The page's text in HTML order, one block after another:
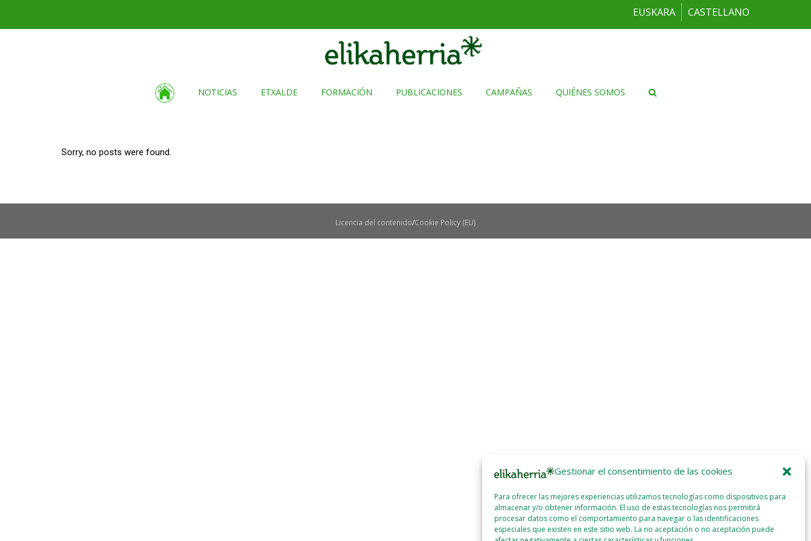
Gestionar el consentimiento de las cookies
Para ofrecer las mejores experiencias utilizamos tecnologías como dispositivos para
almacenar y/o obtener información. El uso de estas tecnologías nos permitirá
procesar datos como el comportamiento para navegar o las identificaciones
especiales que existen en este sitio web. La no aceptación o no aceptación puede
EUSKARA CASTELLANO
NOTICIAS ETXALDE FORMACIÓN PUBLICACIONES CAMPAÑAS QUIÉNES SOMOS
Sorry, no posts were found.
Licencia del contenido Cookie Policy (EU)